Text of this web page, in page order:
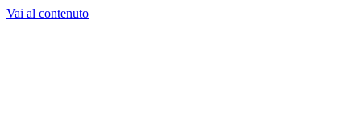
Vai al contenuto